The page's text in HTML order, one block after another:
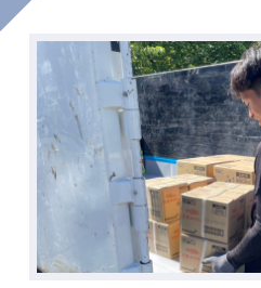
サステナビリティ
活動レポート
採用情報
育休取得者インタビュー